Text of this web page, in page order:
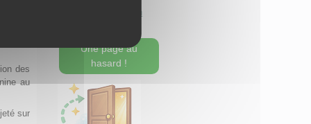
des
au
sur
Séminaire Le chemin
Une page au
hasard !